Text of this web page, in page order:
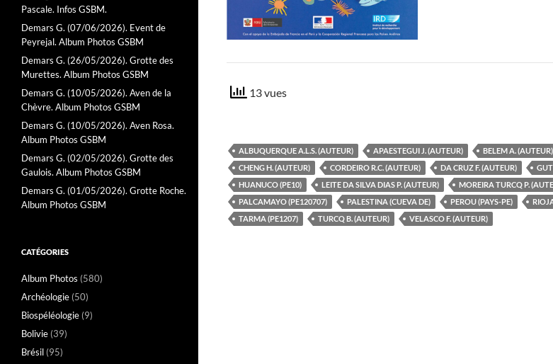
13 vues
ALBUQUERQUE A.L.S. (AUTEUR) APAESTEGUI J. (AUTEUR) BELEM A. (AUTEUR)
CHENG H. (AUTEUR)
CORDEIRO R.C. (AUTEUR) DA CRUZ F. (AUTEUR)
HUANUCO (PE10)
LEITE DA SILVA DIAS P. (AUTEUR) MOREIRA TURCQ P.
PALCAMAYO (PE120707)
PALESTINA (CUEVA DE) PEROU (PAYS-PE)
TARMA (PE1207)
TURCQ B. (AUTEUR) VELASCO F. (AUTEUR)
Pascale. Infos GSBM.
Demars G. (07/06/2026). Event de
Peyrejal. Album Photos GSBM
Demars G. (26/05/2026). Grotte des
Murettes. Album Photos GSBM
Demars G. (10/05/2026). Aven de la
Chèvre. Album Photos GSBM
Demars G. (10/05/2026). Aven Rosa.
Album Photos GSBM
Demars G. (02/05/2026). Grotte des
Gaulois. Album Photos GSBM
Demars G. (01/05/2026). Grotte Roche.
Album Photos GSBM
CATÉGORIES
Album Photos (580)
Archéologie (50)
Biospéléologie (9)
Bolivie (39)
Brésil (95)